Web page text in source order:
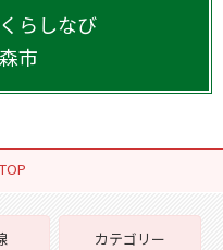
らしなび
市
カテゴリー